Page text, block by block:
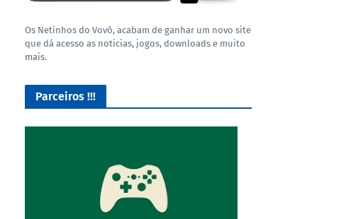
Os Netinhos do Vovô, acabam de ganhar um novo site
que dá acesso as noticias, jogos, downloads e muito
mais.
Parceiros !!!